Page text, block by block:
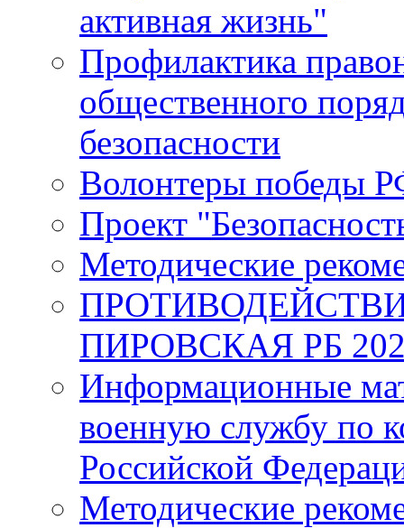
активная жизнь"
Профилактика
общественного
безопасности
Волонтеры победы
Проект
Методические
ПИРОВСКАЯ РБ
Информационные
военную службу по
Российской
Методические